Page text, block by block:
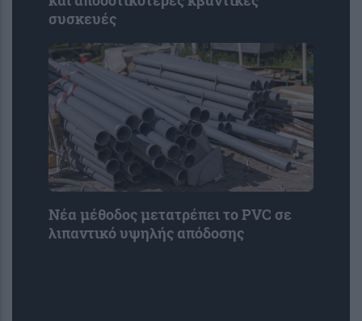
συσκευές
Νέα μέθοδος μετατρέπει το PVC σε
λιπαντικό υψηλής απόδοσης